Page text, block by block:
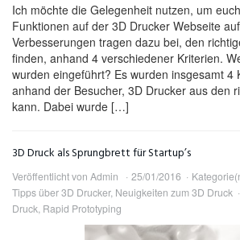
Ich möchte die Gelegenheit nutzen, um
Funktionen auf der 3D Drucker Webseite
Verbesserungen tragen dazu bei, den
finden, anhand 4 verschiedener Kriterien.
wurden eingeführt? Es wurden insgesamt 4
anhand der Besucher, 3D Drucker aus den
kann. Dabei wurde […]
3D Druck als Sprungbrett für Startup’s
Veröffentlicht von Admin 25/01/2016
Tipps über 3D Drucker, Neuigkeiten zum 3D Druck
Druck, Rapid Prototyping